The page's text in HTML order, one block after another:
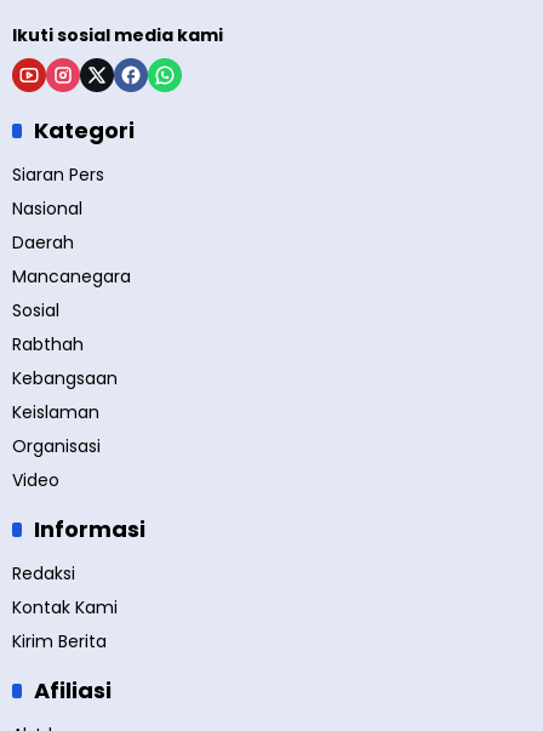
Ikuti sosial media kami
Kategori
Siaran Pers
Nasional
Daerah
Mancanegara
Sosial
Rabthah
Kebangsaan
Keislaman
Organisasi
Video
Informasi
Redaksi
Kontak Kami
Kirim Berita
Afiliasi